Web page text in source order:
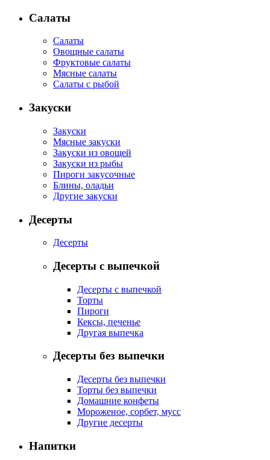
Салаты
Салаты
Овощные салаты
Фруктовые салаты
Мясные салаты
Салаты с рыбой
Закуски
Закуски
Мясные закуски
Закуски из овощей
Закуски из рыбы
Пироги закусочные
Блины, оладьи
Другие закуски
Десерты
Десерты
Десерты с выпечкой
Десерты с выпечкой
Торты
Пироги
Кексы, печенье
Другая выпечка
Десерты без выпечки
Десерты без выпечки
Торты без выпечки
Домашние конфеты
Мороженое, сорбет, мусс
Другие десерты
Напитки